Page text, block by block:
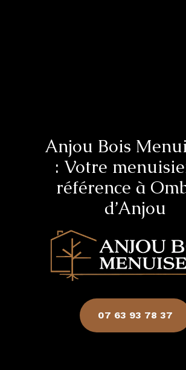
Anjou Bois
: Votre
référence à
d’Anjou
07 63 93 78 37